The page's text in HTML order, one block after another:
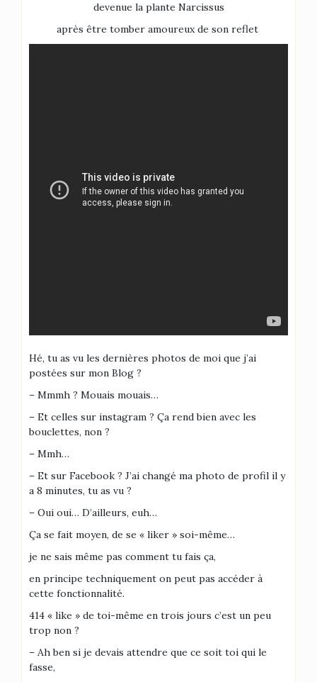
devenue la plante Narcissus
après être tomber amoureux de son reflet
Hé, tu as vu les dernières photos de moi que j’ai
postées sur mon Blog ?
– Mmmh ? Mouais mouais…
– Et celles sur instagram ? Ça rend bien avec les
bouclettes, non ?
– Mmh…
– Et sur Facebook ? J’ai changé ma photo de profil il y
a 8 minutes, tu as vu ?
– Oui oui… D’ailleurs, euh…
Ça se fait moyen, de se « liker » soi-même…
je ne sais même pas comment tu fais ça,
en principe techniquement on peut pas accéder à
cette fonctionnalité.
414 « like » de toi-même en trois jours c’est un peu
trop non ?
– Ah ben si je devais attendre que ce soit toi qui le
fasse,